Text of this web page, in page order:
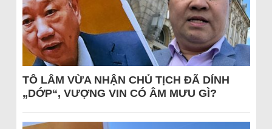
TÔ LÂM VỪA NHẬN CHỦ TỊCH ĐÃ DÍNH
„DỚP“, VƯỢNG VIN CÓ ÂM MƯU GÌ?